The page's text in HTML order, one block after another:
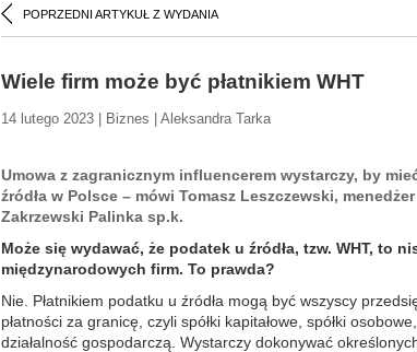
POPRZEDNI ARTYKUŁ Z WYDANIA
Wiele firm może być płatnikiem WHT
14 lutego 2023 | Biznes | Aleksandra Tarka
Umowa z zagranicznym influencerem wystarczy, by
źródła w Polsce – mówi Tomasz Leszczewski,
Zakrzewski Palinka sp.k.
Może się wydawać, że podatek u źródła, tzw. WHT, to
międzynarodowych firm. To prawda?
Nie. Płatnikiem podatku u źródła mogą być wszyscy
płatności za granicę, czyli spółki kapitałowe, spółki
działalność gospodarczą. Wystarczy dokonywać